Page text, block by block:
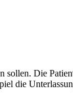
sollen. Die
die